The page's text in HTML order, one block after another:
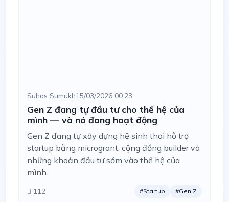
Suhas Sumukh15/03/2026 00:23
Gen Z đang tự đầu tư cho thế hệ của
mình — và nó đang hoạt động
Gen Z đang tự xây dựng hệ sinh thái hỗ trợ
startup bằng microgrant, cộng đồng builder và
những khoản đầu tư sớm vào thế hệ của
mình.
112 #Startup #Gen Z